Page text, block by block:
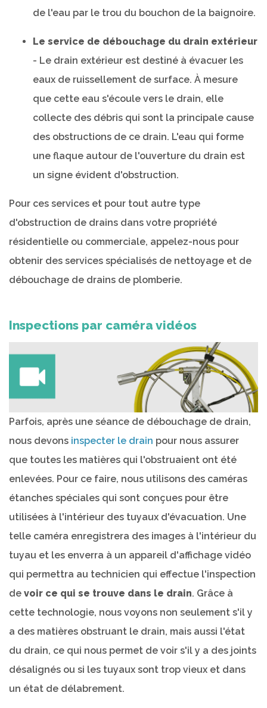
de l'eau par le trou du bouchon de la baignoire.
Le service de débouchage du drain extérieur
- Le drain extérieur est destiné à évacuer les
eaux de ruissellement de surface. À mesure
que cette eau s'écoule vers le drain, elle
collecte des débris qui sont la principale cause
des obstructions de ce drain. L'eau qui forme
une flaque autour de l'ouverture du drain est
un signe évident d'obstruction.
Pour ces services et pour tout autre type
d'obstruction de drains dans votre propriété
résidentielle ou commerciale, appelez-nous pour
obtenir des services spécialisés de nettoyage et de
débouchage de drains de plomberie.
Inspections par caméra vidéos
Parfois, après une séance de débouchage de drain,
nous devons inspecter le drain pour nous assurer
que toutes les matières qui l'obstruaient ont été
enlevées. Pour ce faire, nous utilisons des caméras
étanches spéciales qui sont conçues pour être
utilisées à l'intérieur des tuyaux d'évacuation. Une
telle caméra enregistrera des images à l'intérieur du
tuyau et les enverra à un appareil d'affichage vidéo
qui permettra au technicien qui effectue l'inspection
de voir ce qui se trouve dans le drain. Grâce à
cette technologie, nous voyons non seulement s'il y
a des matières obstruant le drain, mais aussi l'état
du drain, ce qui nous permet de voir s'il y a des joints
désalignés ou si les tuyaux sont trop vieux et dans
un état de délabrement.